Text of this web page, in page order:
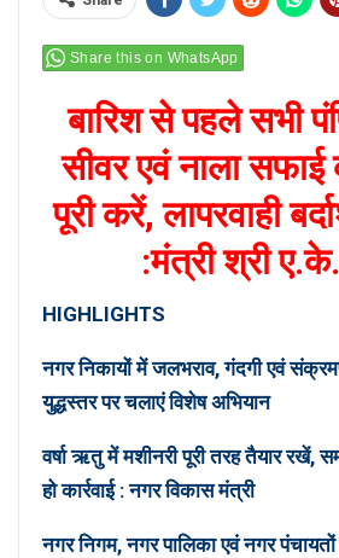
Share this on WhatsApp
बारिश से पहले सभी
सीवर एवं नाला सफाई
पूरी करें, लापरवाही
:मंत्री श्री ए.के.
HIGHLIGHTS
नगर निकायों में जलभराव, गंदगी एवं
युद्धस्तर पर चलाएं विशेष अभियान
वर्षा ऋतु में मशीनरी पूरी तरह तैयार रखें,
हो कार्रवाई : नगर विकास मंत्री
नगर निगम, नगर पालिका एवं नगर